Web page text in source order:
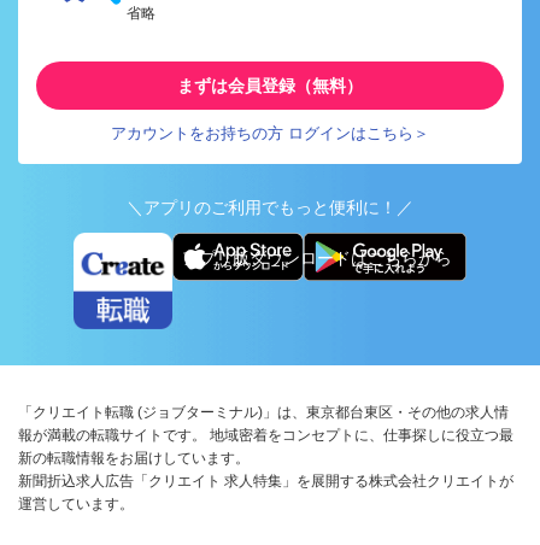
省略
まずは会員登録（無料）
アカウントをお持ちの方 ログインはこちら＞
＼アプリのご利用でもっと便利に！／
アプリ版ダウンロードはこちらから
「クリエイト転職 (ジョブターミナル)」は、東京都台東区・その他の求人情
報が満載の転職サイトです。 地域密着をコンセプトに、仕事探しに役立つ最
新の転職情報をお届けしています。
新聞折込求人広告「クリエイト 求人特集」を展開する株式会社クリエイトが
運営しています。